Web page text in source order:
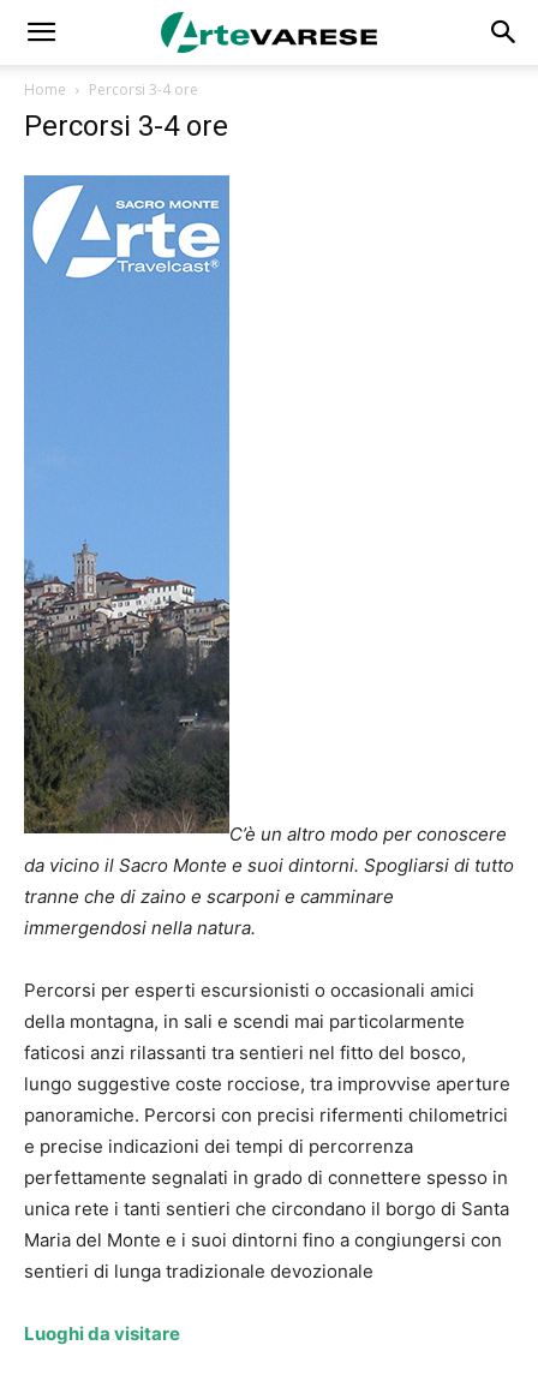
Home Percorsi 3-4 ore
Percorsi 3-4 ore
C’è un altro modo per conoscere
da vicino il Sacro Monte e suoi dintorni. Spogliarsi di tutto
tranne che di zaino e scarponi e camminare
immergendosi nella natura.
Percorsi per esperti escursionisti o occasionali amici
della montagna, in sali e scendi mai particolarmente
faticosi anzi rilassanti tra sentieri nel fitto del bosco,
lungo suggestive coste rocciose, tra improvvise aperture
panoramiche. Percorsi con precisi rifermenti chilometrici
e precise indicazioni dei tempi di percorrenza
perfettamente segnalati in grado di connettere spesso in
unica rete i tanti sentieri che circondano il borgo di Santa
Maria del Monte e i suoi dintorni fino a congiungersi con
sentieri di lunga tradizionale devozionale
Luoghi da visitare